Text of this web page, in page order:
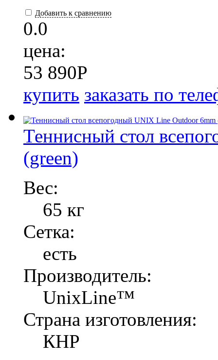
Добавить к сравнению
0.0
цена:
53 890P
купить заказать по
Теннисный стол
(green)
Вес:
65 кг
Сетка:
есть
Производитель:
UnixLine™
Страна изготовления:
КНР